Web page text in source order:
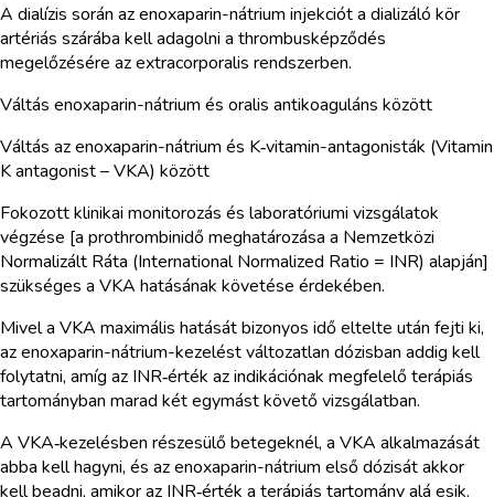
A dialízis során az enoxaparin-nátrium injekciót a dializáló kör
artériás szárába kell adagolni a thrombusképződés
megelőzésére az extracorporalis rendszerben.
Váltás enoxaparin-nátrium és oralis antikoaguláns között
Váltás az enoxaparin-nátrium és K‑vitamin-antagonisták (Vitamin
K antagonist – VKA) között
Fokozott klinikai monitorozás és laboratóriumi vizsgálatok
végzése [a prothrombinidő meghatározása a Nemzetközi
Normalizált Ráta (International Normalized Ratio = INR) alapján]
szükséges a VKA hatásának követése érdekében.
Mivel a VKA maximális hatását bizonyos idő eltelte után fejti ki,
az enoxaparin-nátrium-kezelést változatlan dózisban addig kell
folytatni, amíg az INR‑érték az indikációnak megfelelő terápiás
tartományban marad két egymást követő vizsgálatban.
A VKA‑kezelésben részesülő betegeknél, a VKA alkalmazását
abba kell hagyni, és az enoxaparin-nátrium első dózisát akkor
kell beadni, amikor az INR‑érték a terápiás tartomány alá esik.